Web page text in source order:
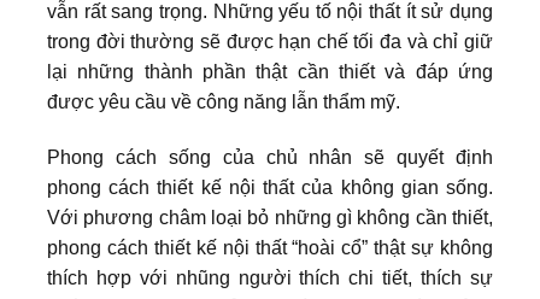
vẫn rất sang trọng. Những yếu tố nội thất ít sử dụng
trong đời thường sẽ được hạn chế tối đa và chỉ giữ
lại những thành phần thật cần thiết và đáp ứng
được yêu cầu về công năng lẫn thẩm mỹ.
Phong cách sống của chủ nhân sẽ quyết định
phong cách thiết kế nội thất của không gian sống.
Với phương châm loại bỏ những gì không cần thiết,
phong cách thiết kế nội thất “hoài cổ” thật sự không
thích hợp với nhũng người thích chi tiết, thích sự